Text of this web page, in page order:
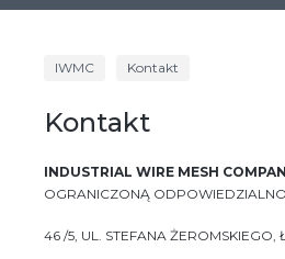
Dlaczego warto
składaniu zamówienia
Możesz sprawdzić status
Katalog
Usługi
Spółka
IWMC Kontakt
Kontakt
INDUSTRIAL WIRE MESH
OGRANICZONĄ
46 /5, UL. STEFANA